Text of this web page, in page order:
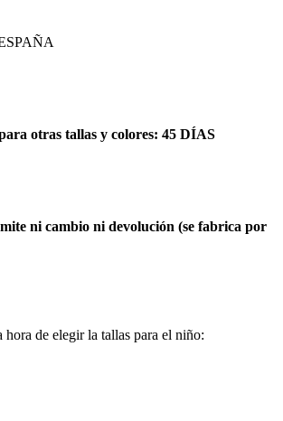
otras tallas y colores: 45 DÍAS
ni cambio ni devolución (se fabrica por
hora de elegir la tallas para el niño: